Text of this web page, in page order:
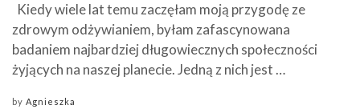
Kiedy wiele lat temu zaczęłam moją przygodę ze
zdrowym odżywianiem, byłam zafascynowana
badaniem najbardziej długowiecznych społeczności
żyjących na naszej planecie. Jedną z nich jest …
by Agnieszka